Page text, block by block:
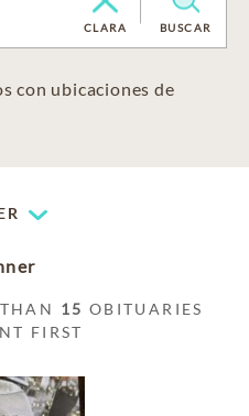
CLARA BUSCAR
con ubicaciones de
15 OBITUARIES
FIRST